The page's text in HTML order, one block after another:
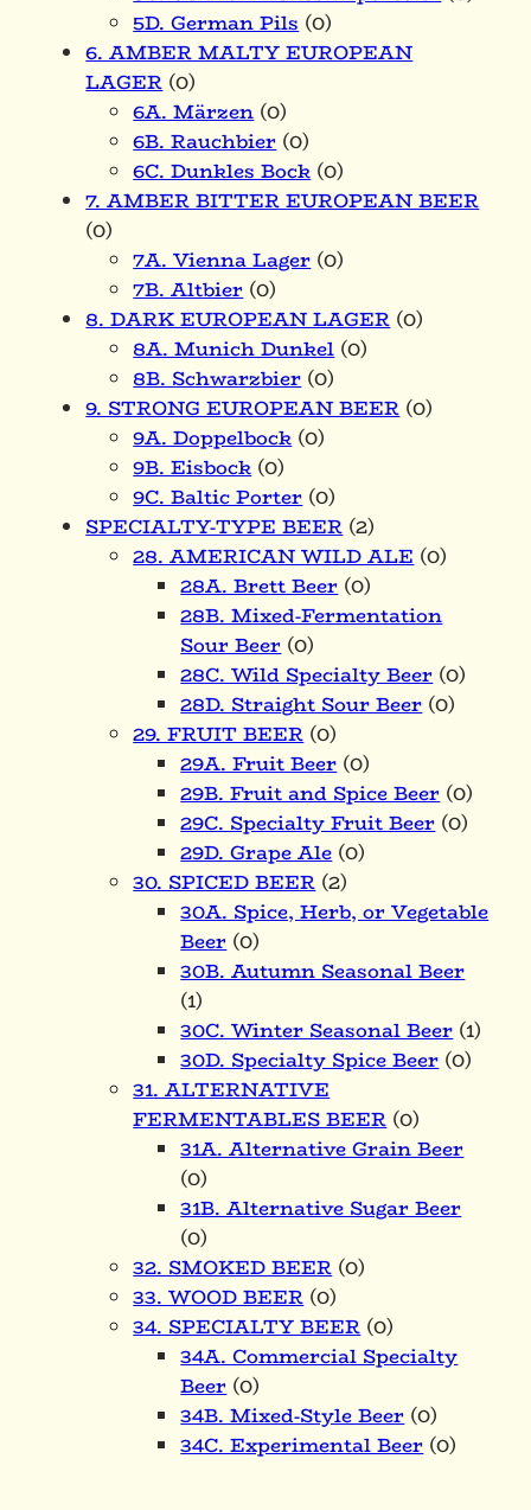
5D. German Pils(0)
6. AMBER MALTY EUROPEAN
LAGER(0)
6A. Märzen(0)
6B. Rauchbier(0)
6C. Dunkles Bock(0)
7. AMBER BITTER EUROPEAN BEER
(0)
7A. Vienna Lager(0)
7B. Altbier(0)
8. DARK EUROPEAN LAGER(0)
8A. Munich Dunkel(0)
8B. Schwarzbier(0)
9. STRONG EUROPEAN BEER(0)
9A. Doppelbock(0)
9B. Eisbock(0)
9C. Baltic Porter(0)
SPECIALTY-TYPE BEER(2)
28. AMERICAN WILD ALE(0)
28A. Brett Beer(0)
28B. Mixed-Fermentation
Sour Beer(0)
28C. Wild Specialty Beer(0)
28D. Straight Sour Beer(0)
29. FRUIT BEER(0)
29A. Fruit Beer(0)
29B. Fruit and Spice Beer(0)
29C. Specialty Fruit Beer(0)
29D. Grape Ale(0)
30. SPICED BEER(2)
30A. Spice, Herb, or Vegetable
Beer(0)
30B. Autumn Seasonal Beer
(1)
30C. Winter Seasonal Beer(1)
30D. Specialty Spice Beer(0)
31. ALTERNATIVE
FERMENTABLES BEER(0)
31A. Alternative Grain Beer
(0)
31B. Alternative Sugar Beer
(0)
32. SMOKED BEER(0)
33. WOOD BEER(0)
34. SPECIALTY BEER(0)
34A. Commercial Specialty
Beer(0)
34B. Mixed-Style Beer(0)
34C. Experimental Beer(0)